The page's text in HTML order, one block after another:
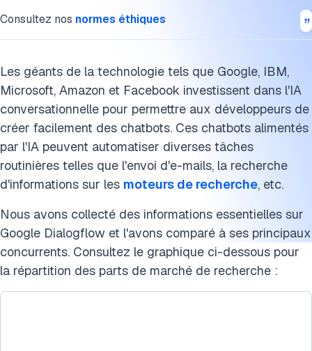
Consultez nos normes éthiques
Les géants de la technologie tels que Google, IBM,
Microsoft, Amazon et Facebook investissent dans l'IA
conversationnelle pour permettre aux développeurs de
créer facilement des chatbots. Ces chatbots alimentés
par l'IA peuvent automatiser diverses tâches
routinières telles que l'envoi d'e-mails, la recherche
d'informations sur les moteurs de recherche, etc.
Nous avons collecté des informations essentielles sur
Google Dialogflow et l'avons comparé à ses principaux
concurrents. Consultez le graphique ci-dessous pour
la répartition des parts de marché de recherche :